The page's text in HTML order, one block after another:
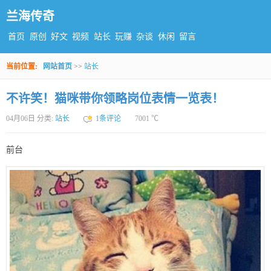
兰海传奇
首页 原创 好文 视频 站长 玩赚 杂谈 休闲 留言
当前位置: 网站首页 >> 站长
不许笑！猫咪带你领略岗位表情一览表！
04月06日 分类: 站长 1条评论 7001 ℃
前台